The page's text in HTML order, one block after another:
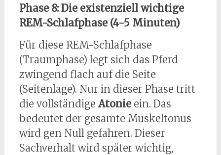
Phase 8: Die existenziell wichtige
REM-Schlafphase (4-5 Minuten)
Für diese REM-Schlafphase
(Traumphase) legt sich das Pferd
zwingend flach auf die Seite
(Seitenlage). Nur in dieser Phase tritt
die vollständige Atonieein. Das
bedeutet der gesamte Muskeltonus
wird gen Null gefahren. Dieser
Sachverhalt wird später wichtig,